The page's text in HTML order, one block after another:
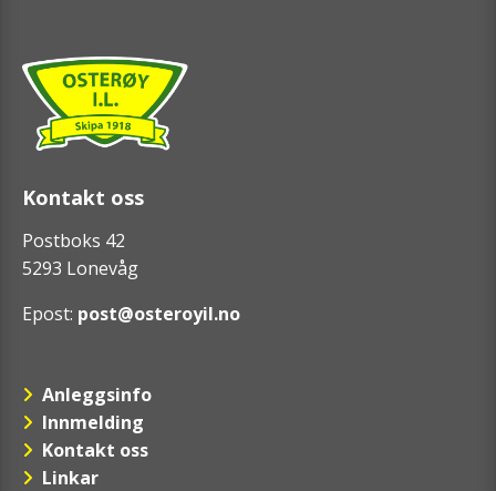
Kontakt oss
Postboks 42
5293 Lonevåg
Epost: post@osteroyil.no
Anleggsinfo
Innmelding
Kontakt oss
Linkar